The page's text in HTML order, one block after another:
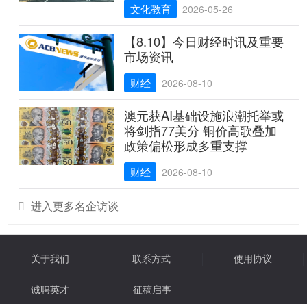
文化教育 2026-05-26
【8.10】今日财经时讯及重要
市场资讯
财经 2026-08-10
澳元获AI基础设施浪潮托举或
将剑指77美分 铜价高歌叠加
政策偏松形成多重支撑
财经 2026-08-10
 进入更多名企访谈
关于我们 联系方式 使用协议
诚聘英才 征稿启事